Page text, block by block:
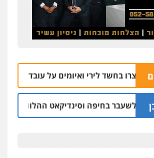
בחשד לירי ואיומים על עובדי חברת חשמל
בחיפה וסינדיקאט ההלוואות של